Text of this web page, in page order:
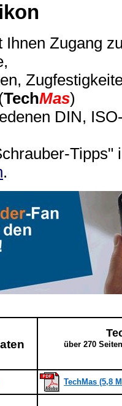
Zugang
TechMas)
DIN,
Tipps"
.
über 270
TechMas (5,8